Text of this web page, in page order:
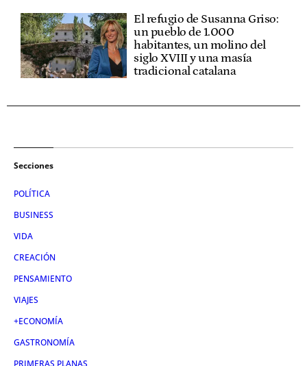
El refugio de Susanna Griso:
un pueblo de 1.000
habitantes, un molino del
siglo XVIII y una masía
tradicional catalana
Secciones
POLÍTICA
BUSINESS
VIDA
CREACIÓN
PENSAMIENTO
VIAJES
+ECONOMÍA
GASTRONOMÍA
PRIMERAS PLANAS